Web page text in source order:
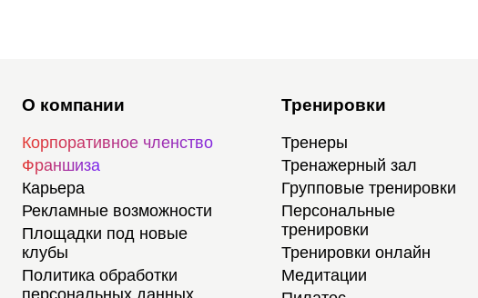
О компании
Корпоративное членство
Франшиза
Карьера
Рекламные возможности
Площадки под новые
клубы
Политика обработки
персональных данных
Тренировки
Тренеры
Тренажерный зал
Групповые тренировки
Персональные
тренировки
Тренировки онлайн
Медитации